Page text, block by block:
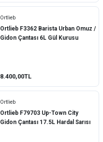
Ortlieb
Ortlieb F3362 Barista Urban Omuz /
Gidon Çantası 6L Gül Kurusu
8.400,00TL
Ortlieb
Ortlieb F79703 Up-Town City
Gidon Çantası 17.5L Hardal Sarısı